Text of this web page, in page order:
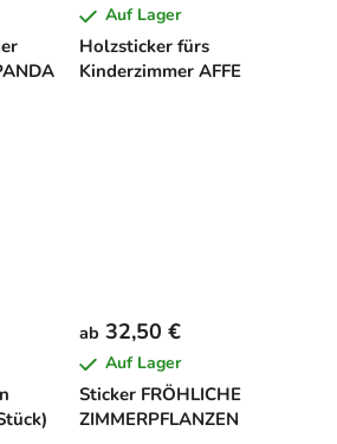
Holzsticker fürs
Kinderzimmer AFFE
Auf Lager
Sticker FRÖHLICHE
ZIMMERPFLANZEN
ab 32,50 €
Auf Lager